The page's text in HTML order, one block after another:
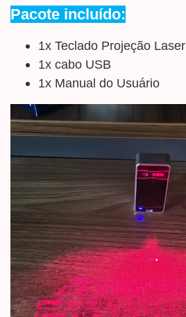
Pacote incluído:
1x Teclado Projeção Laser
1x cabo USB
1x Manual do Usuário